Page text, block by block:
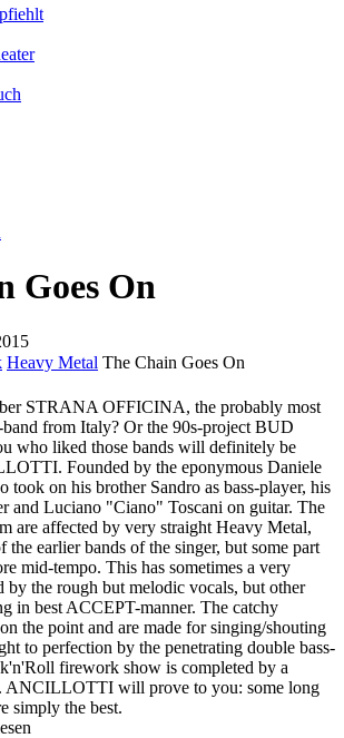
Goes On
Heavy Metal The Chain Goes On
STRANA OFFICINA, the probably most
from Italy? Or the 90s-project BUD
who liked those bands will definitely be
Founded by the eponymous Daniele
on his brother Sandro as bass-player, his
and Luciano "Ciano" Toscani on guitar. The
are affected by very straight Heavy Metal,
the earlier bands of the singer, but some part
mid-tempo. This has sometimes a very
by the rough but melodic vocals, but other
in best ACCEPT-manner. The catchy
the point and are made for singing/shouting
to perfection by the penetrating double bass-
firework show is completed by a
ANCILLOTTI will prove to you: some long
simply the best.